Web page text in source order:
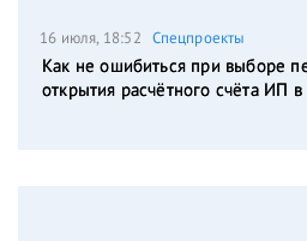
16 июля, 18:52 Спецпроекты
Как не ошибиться при выборе
открытия расчётного счёта ИП